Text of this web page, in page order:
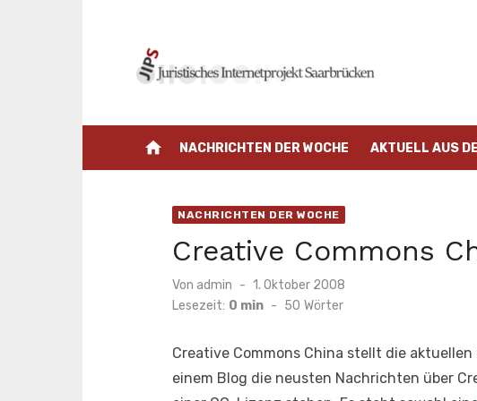
home NACHRICHTEN DER WOCHE AKTUELL AUS
NACHRICHTEN DER WOCHE
Creative Commons
Von admin
Veröffentlicht
am
1. Oktober 2008
Lesezeit: 0 min - 50 Wörter
Creative Commons China stellt die
einem Blog die neusten Nachrichten über